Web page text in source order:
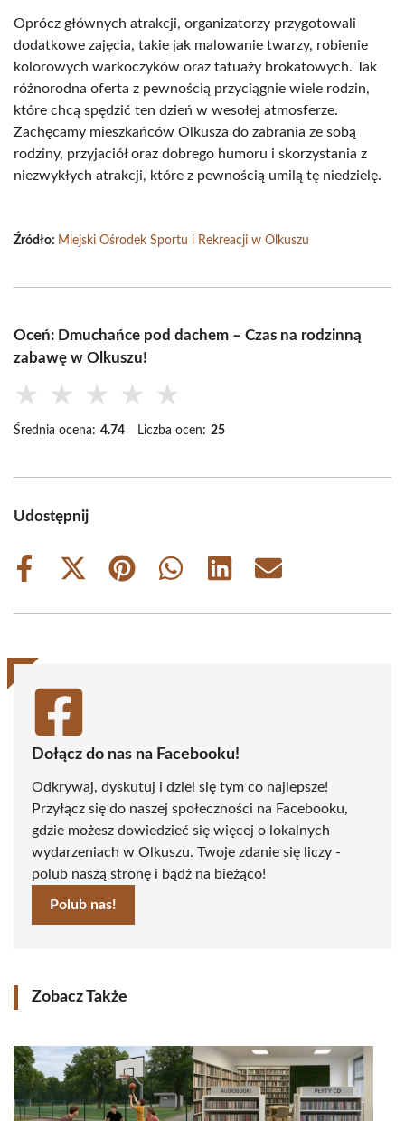
Oprócz głównych atrakcji, organizatorzy przygotowali
dodatkowe zajęcia, takie jak malowanie twarzy, robienie
kolorowych warkoczyków oraz tatuaży brokatowych. Tak
różnorodna oferta z pewnością przyciągnie wiele rodzin,
które chcą spędzić ten dzień w wesołej atmosferze.
Zachęcamy mieszkańców Olkusza do zabrania ze sobą
rodziny, przyjaciół oraz dobrego humoru i skorzystania z
niezwykłych atrakcji, które z pewnością umilą tę niedzielę.
Źródło: Miejski Ośrodek Sportu i Rekreacji w Olkuszu
Oceń: Dmuchańce pod dachem – Czas na rodzinną
zabawę w Olkuszu!
★ ★ ★ ★ ★
Średnia ocena: 4.74 Liczba ocen: 25
Udostępnij
Share
Share
(Twitter)
Share
Share
Share
Share
Dołącz do nas na Facebooku!
Odkrywaj, dyskutuj i dziel się tym co najlepsze!
Przyłącz się do naszej społeczności na Facebooku,
gdzie możesz dowiedzieć się więcej o lokalnych
wydarzeniach w Olkuszu. Twoje zdanie się liczy -
polub naszą stronę i bądź na bieżąco!
Polub nas!
Zobacz Także